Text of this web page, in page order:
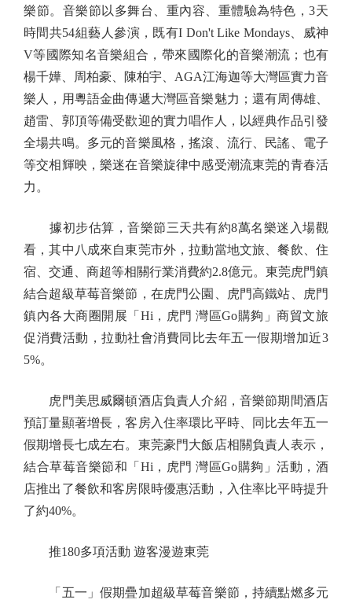
樂節。音樂節以多舞台、重內容、重體驗為特色，3天
時間共54組藝人參演，既有I Don't Like Mondays、威神
V等國際知名音樂組合，帶來國際化的音樂潮流；也有
楊千嬅、周柏豪、陳柏宇、AGA江海迦等大灣區實力音
樂人，用粵語金曲傳遞大灣區音樂魅力；還有周傳雄、
趙雷、郭頂等備受歡迎的實力唱作人，以經典作品引發
全場共鳴。多元的音樂風格，搖滾、流行、民謠、電子
等交相輝映，樂迷在音樂旋律中感受潮流東莞的青春活
力。
據初步估算，音樂節三天共有約8萬名樂迷入場觀
看，其中八成來自東莞市外，拉動當地文旅、餐飲、住
宿、交通、商超等相關行業消費約2.8億元。東莞虎門鎮
結合超級草莓音樂節，在虎門公園、虎門高鐵站、虎門
鎮內各大商圈開展「Hi，虎門 灣區Go購夠」商貿文旅
促消費活動，拉動社會消費同比去年五一假期增加近3
5%。
虎門美思威爾頓酒店負責人介紹，音樂節期間酒店
預訂量顯著增長，客房入住率環比平時、同比去年五一
假期增長七成左右。東莞豪門大飯店相關負責人表示，
結合草莓音樂節和「Hi，虎門 灣區Go購夠」活動，酒
店推出了餐飲和客房限時優惠活動，入住率比平時提升
了約40%。
推180多項活動 遊客漫遊東莞
「五一」假期疊加超級草莓音樂節，持續點燃多元